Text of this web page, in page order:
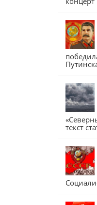
концерт
текст